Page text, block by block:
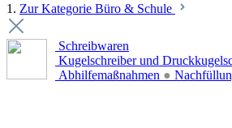
1. Zur Kategorie Büro & Schule
Schreibwaren
Kugelschreiber und
Abhilfemaßnahmen ●